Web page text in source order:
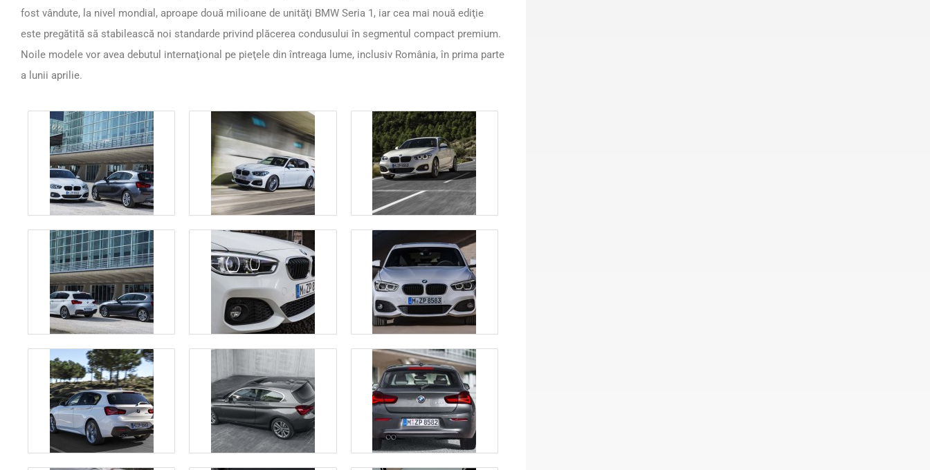
fost vândute, la nivel mondial, aproape două milioane de unităţi BMW Seria 1, iar cea mai nouă ediţie
este pregătită să stabilească noi standarde privind plăcerea condusului în segmentul compact premium.
Noile modele vor avea debutul internaţional pe pieţele din întreaga lume, inclusiv România, în prima parte
a lunii aprilie.